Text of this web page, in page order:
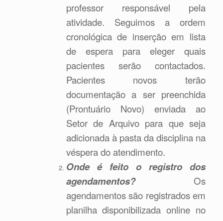
professor responsável pela
atividade. Seguimos a ordem
cronológica de inserção em lista
de espera para eleger quais
pacientes serão contactados.
Pacientes novos terão
documentação a ser preenchida
(Prontuário Novo) enviada ao
Setor de Arquivo para que seja
adicionada à pasta da disciplina na
véspera do atendimento.
Onde é feito o registro dos
agendamentos?Os
agendamentos são registrados em
planilha disponibilizada online no